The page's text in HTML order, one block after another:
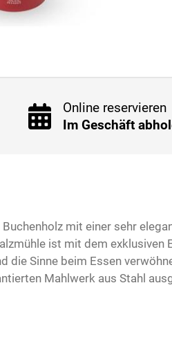
Online reservieren
Im Geschäft
mit einer sehr
ist mit dem
die Sinne beim Essen
Mahlwerk aus Stahl